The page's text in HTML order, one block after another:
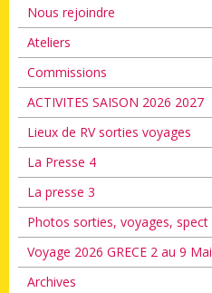
Nous rejoindre
Ateliers
Commissions
ACTIVITES SAISON 2026 2027
Lieux de RV sorties voyages
La Presse 4
La presse 3
Photos sorties, voyages, spect
Voyage 2026 GRECE 2 au 9 Mai
Archives